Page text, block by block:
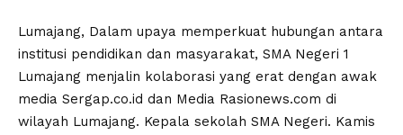
Lumajang, Dalam upaya memperkuat hubungan antara
institusi pendidikan dan masyarakat, SMA Negeri 1
Lumajang menjalin kolaborasi yang erat dengan awak
media Sergap.co.id dan Media Rasionews.com di
wilayah Lumajang. Kepala sekolah SMA Negeri. Kamis